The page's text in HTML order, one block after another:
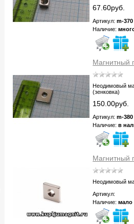
67.60руб.
Артикул: m-370
Наличие:
Магнитный
Неодимовый
(зенковка)
150.00руб.
Артикул: m-380
Наличие: в
Магнитный
Неодимовый
Артикул:
Наличие: мало